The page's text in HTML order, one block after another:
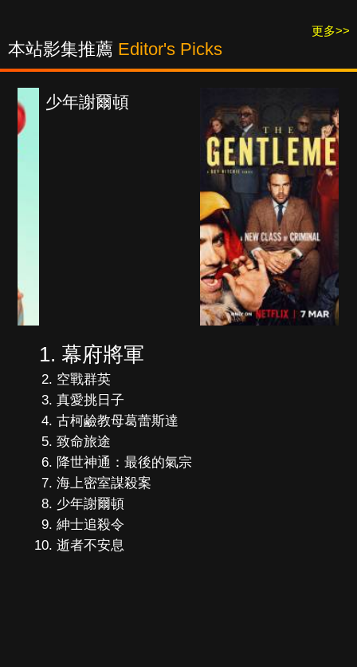
更多>>
本站影集推薦 Editor's Picks
紳士追殺令
幕府將軍
空戰群英
真愛挑日子
古柯鹼教母葛蕾斯達
致命旅途
降世神通：最後的氣宗
海上密室謀殺案
少年謝爾頓
紳士追殺令
逝者不安息